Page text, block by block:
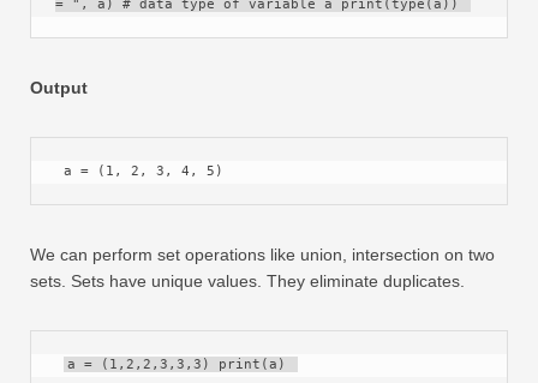
= ", a) # data type of variable a print(type(a))
Output
a = (1, 2, 3, 4, 5)
We can perform set operations like union, intersection on two
sets. Sets have unique values. They eliminate duplicates.
a = (1,2,2,3,3,3) print(a)